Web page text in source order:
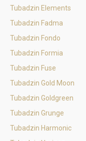
Tubadzin Elements
Tubadzin Fadma
Tubadzin Fondo
Tubadzin Formia
Tubadzin Fuse
Tubadzin Gold Moon
Tubadzin Goldgreen
Tubadzin Grunge
Tubadzin Harmonic